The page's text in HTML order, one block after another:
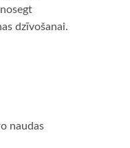
dzīvošanai.
naudas